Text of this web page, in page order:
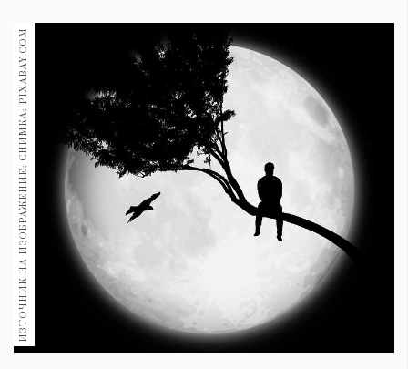
Книги
30+
Гурме 1710
Пътувай
Здраве 389
Gentlemen
Wellness
1817
ИЗТОЧНИК НА ИЗОБРАЖЕНИЕ: СНИМКА: PIXABAY.COM